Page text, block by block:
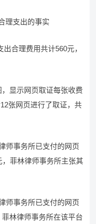
理支出的事实
合理费用共计560元，
显示网页取证每张收费
张网页进行了取证，共
师事务所已支付的网页
菲林律师事务所主张其
师事务所已支付的网页
林律师事务所在该平台